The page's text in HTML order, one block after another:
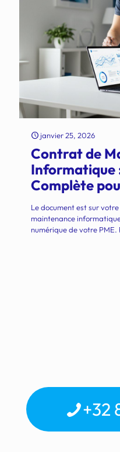
janvier 25, 2026
Contrat de
Informatique
Complète
Le document est sur
maintenance
numérique de votre
+32